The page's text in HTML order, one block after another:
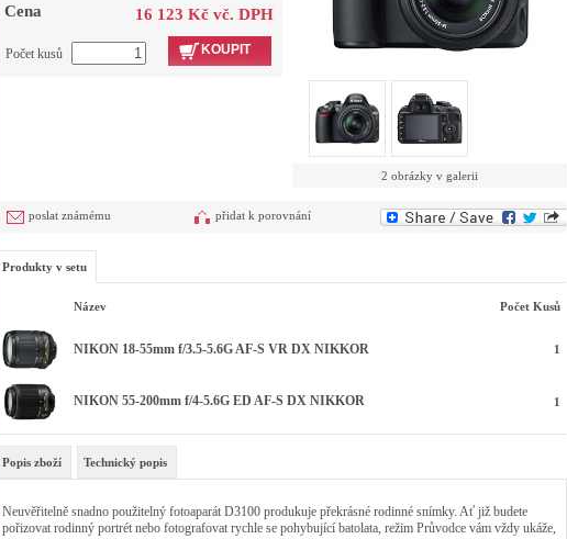
Cena 16 123 Kč vč. DPH
KOUPIT
Počet kusů
2 obrázky v galerii
poslat známému přidat k porovnání
Produkty v setu
Název Počet Kusů
NIKON 18-55mm f/3.5-5.6G AF-S VR DX NIKKOR 1
NIKON 55-200mm f/4-5.6G ED AF-S DX NIKKOR 1
Popis zboží Technický popis
Neuvěřitelně snadno použitelný fotoaparát D3100 produkuje překrásné rodinné snímky. Ať již budete
pořizovat rodinný portrét nebo fotografovat rychle se pohybující batolata, režim Průvodce vám vždy ukáže,